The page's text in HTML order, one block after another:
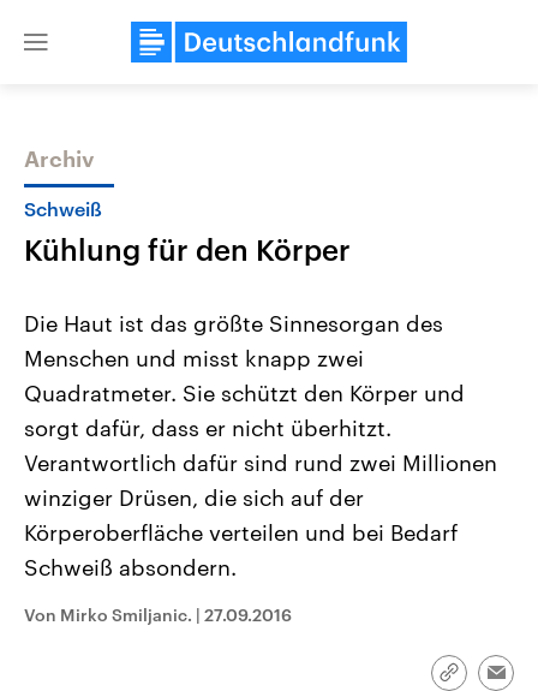
Close
Themen
Landtagswahl Sachsen-Anhalt
2026
Alle Informationen
Sachsen-Anhalt wählt am 6.
September 2026 einen neuen
Landtag. Seit 2021 wird das
Bundesland von einer Koalition aus
Umfragen, Prognosen,
und Hintergründe zu den Parteien
und Kandidaten der anstehenden
USA
Aktuelle Beiträge,
Hintergründe
Wirtschaftlich und
gehören die Vereinigten
mit großem Einfluss auf
Sendungen Programm
Archiv
Schweiß
Kühlung für den Körper
Die Haut ist das größte Sinnesorgan des
Menschen und misst knapp zwei
Quadratmeter. Sie schützt den Körper und
sorgt dafür, dass er nicht überhitzt.
Verantwortlich dafür sind rund zwei Millionen
winziger Drüsen, die sich auf der
Körperoberfläche verteilen und bei Bedarf
Schweiß absondern.
Von Mirko Smiljanic. | 27.09.2016
Link